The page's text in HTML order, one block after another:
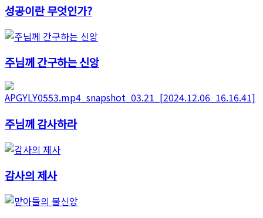
성공이란 무엇인가?
주님께 간구하는 신앙
주님께 감사하라
감사의 제사